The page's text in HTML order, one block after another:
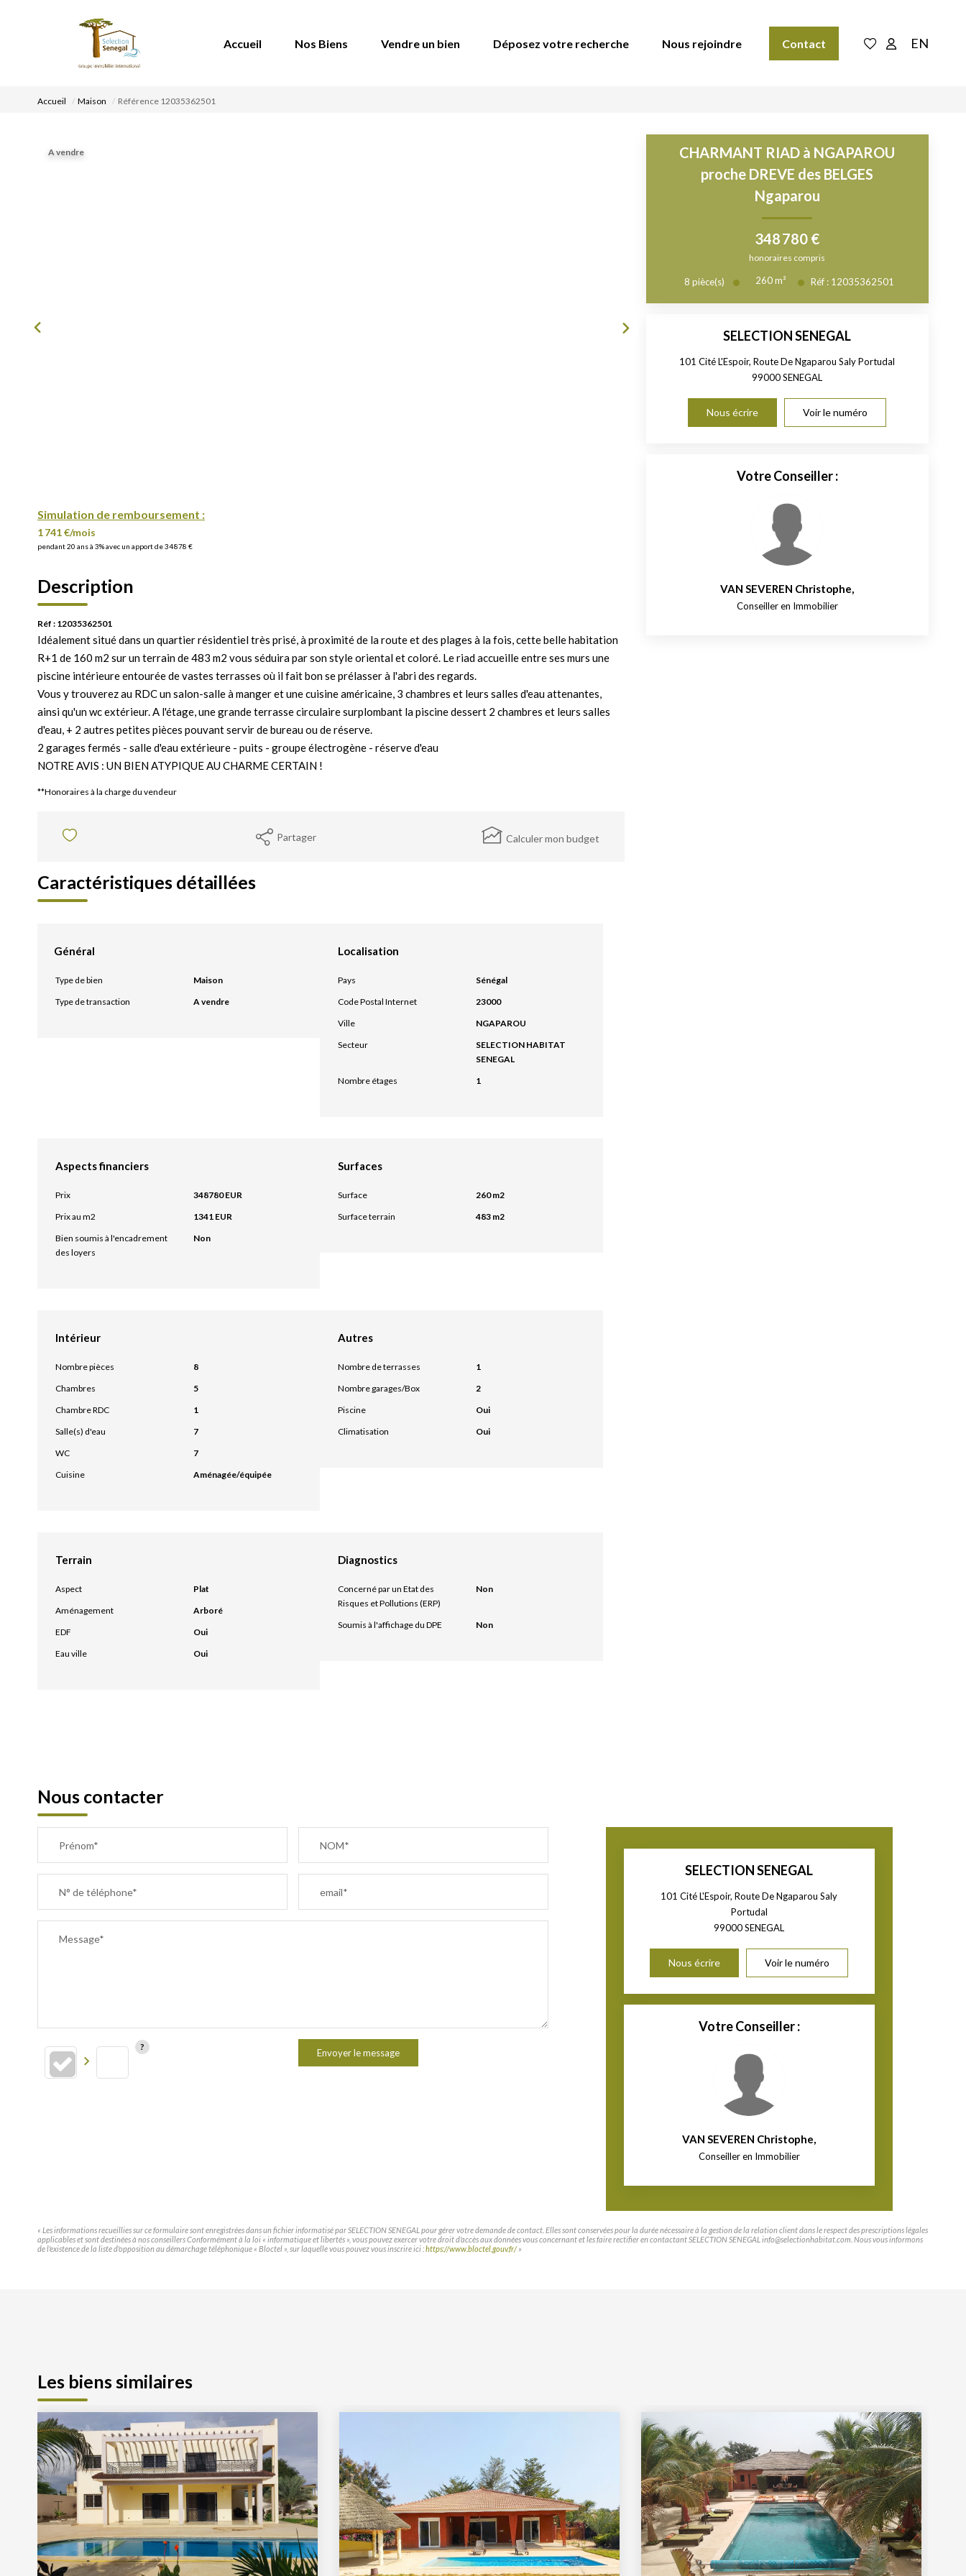
Accueil Nos Biens Vendre un bien Déposez votre recherche Nous rejoindre Contact EN
Accueil Maison Référence 12035362501
A vendre
Simulation de remboursement :
1 741 €/mois
pendant 20 ans à 3% avec un apport de 34 878 €
Description
Réf : 12035362501
Idéalement situé dans un quartier résidentiel très prisé, à proximité de la route et des plages à la fois, cette belle habitation
R+1 de 160 m2 sur un terrain de 483 m2 vous séduira par son style oriental et coloré. Le riad accueille entre ses murs une
piscine intérieure entourée de vastes terrasses où il fait bon se prélasser à l'abri des regards.
Vous y trouverez au RDC un salon-salle à manger et une cuisine américaine, 3 chambres et leurs salles d'eau attenantes,
ainsi qu'un wc extérieur. A l'étage, une grande terrasse circulaire surplombant la piscine dessert 2 chambres et leurs salles
d'eau, + 2 autres petites pièces pouvant servir de bureau ou de réserve.
2 garages fermés - salle d'eau extérieure - puits - groupe électrogène - réserve d'eau
NOTRE AVIS : UN BIEN ATYPIQUE AU CHARME CERTAIN !
**Honoraires à la charge du vendeur
Partager Calculer mon budget
Caractéristiques détaillées
Général
Type de bien
Maison
Type de transaction
A vendre
Localisation
Pays
Sénégal
Code Postal Internet
23000
Ville
NGAPAROU
Secteur
SELECTION HABITAT
SENEGAL
Nombre étages
1
Aspects financiers
Prix
348780 EUR
Prix au m2
1341 EUR
Bien soumis à l'encadrement
des loyers
Non
Surfaces
Surface
260 m2
Surface terrain
483 m2
Intérieur
Nombre pièces
8
Chambres
5
Chambre RDC
1
Salle(s) d'eau
7
WC
7
Cuisine
Aménagée/équipée
Autres
Nombre de terrasses
1
Nombre garages/Box
2
Piscine
Oui
Climatisation
Oui
Terrain
Aspect
Plat
Aménagement
Arboré
EDF
Oui
Eau ville
Oui
Diagnostics
Concerné par un Etat des
Risques et Pollutions (ERP)
Non
Soumis à l'affichage du DPE Non
CHARMANT RIAD à NGAPAROU
proche DREVE des BELGES
Ngaparou
348 780 €
honoraires compris
8pièce(s) 260m² Réf : 12035362501
SELECTION SENEGAL
101 Cité L'Espoir, Route De Ngaparou Saly Portudal
99000SENEGAL
Nous écrire Voir le numéro
Votre Conseiller :
VAN SEVEREN Christophe,
Conseiller en Immobilier
Nous contacter
Prénom* NOM*
N° de téléphone* email*
Message*
Envoyer le message
SELECTION SENEGAL
101 Cité L'Espoir, Route De Ngaparou Saly
Portudal
99000SENEGAL
Nous écrire Voir le numéro
Votre Conseiller :
VAN SEVEREN Christophe,
Conseiller en Immobilier
« Les informations recueillies sur ce formulaire sont enregistrées dans un fichier informatisé par SELECTION SENEGAL pour gérer votre demande de contact. Elles sont conservées pour la durée nécessaire à la gestion de la relation client dans le respect des prescriptions légales
applicables et sont destinées à nos conseillers Conformément à la loi « informatique et libertés », vous pouvez exercer votre droit d'accès aux données vous concernant et les faire rectifier en contactant SELECTION SENEGAL info@selectionhabitat.com. Nous vous informons
de l'existence de la liste d'opposition au démarchage téléphonique « Bloctel », sur laquelle vous pouvez vous inscrire ici :https://www.bloctel.gouv.fr/»
Les biens similaires